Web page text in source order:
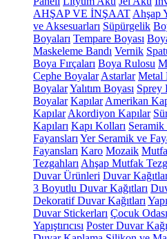
AHŞAP VE İNŞAAT Ahşap
ve Aksesuarları Süpürgelik
Boyaları Tempare Boyası
Maskeleme Bandı Vernik
Boya Fırçaları Boya Rulosu
Cephe Boyalar Astarlar Metal
BoyalarYalıtım Boyası Sprey
Boyalar Kapılar Amerikan
Kapılar Akordiyon Kapılar
Kapıları Kapı Kolları Seramik
Fayansları Yer Seramik ve
Fayansları Karo Mozaik
Tezgahları Ahşap Mutfak
Duvar Ürünleri Duvar
3 Boyutlu Duvar Kağıtları
Dekoratif Duvar Kağıtları
Duvar Stickerları Çocuk
Yapıştırıcısı Poster Duvar